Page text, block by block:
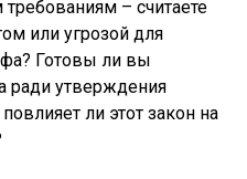
– считаете
или угрозой для
Готовы ли вы
ради утверждения
ли этот закон на